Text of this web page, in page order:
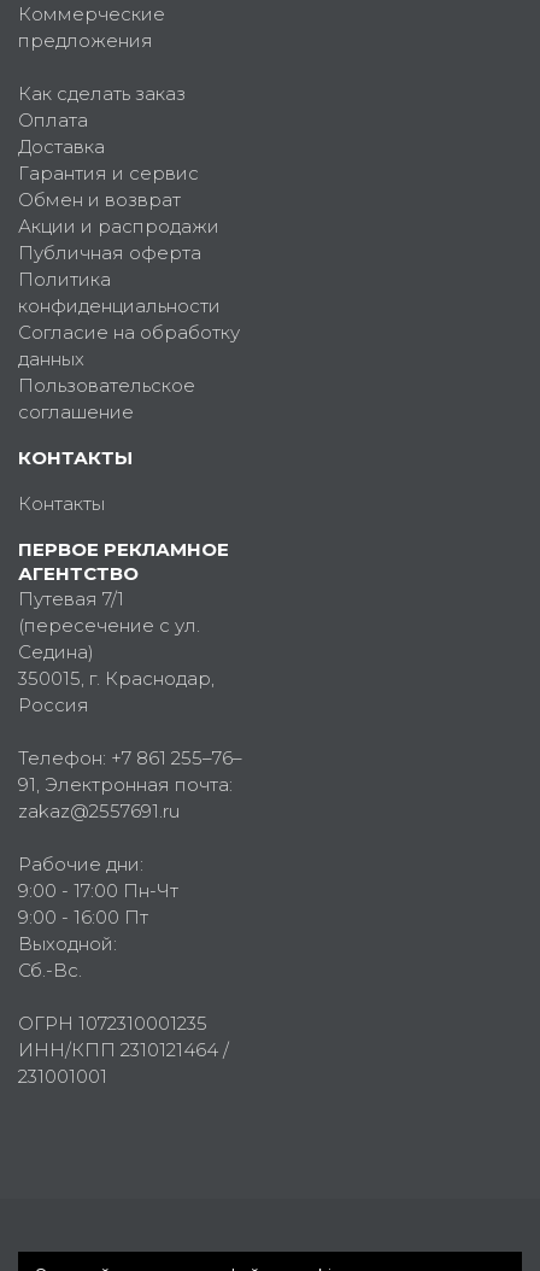
Коммерческие
предложения
Как сделать заказ
Оплата
Доставка
Гарантия и сервис
Обмен и возврат
Акции и распродажи
Публичная оферта
Политика
конфиденциальности
Согласие на обработку
данных
Пользовательское
соглашение
КОНТАКТЫ
Контакты
ПЕРВОЕ РЕКЛАМНОЕ
АГЕНТСТВО
Путевая 7/1
(пересечение с ул.
Седина)
350015 , г. Краснодар,
Россия
Телефон: +7 861 255–76–
91 , Электронная почта:
zakaz@2557691.ru
Рабочие дни:
9:00 - 17:00 Пн-Чт
9:00 - 16:00 Пт
Выходной:
Сб.-Вс.
ОГРН 1072310001235
ИНН/КПП 2310121464 /
231001001